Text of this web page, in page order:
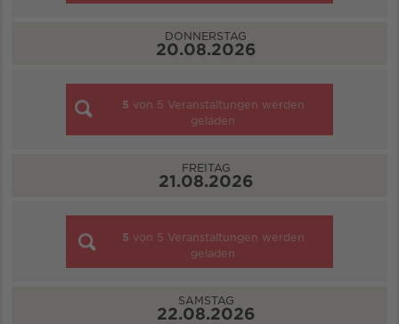
DONNERSTAG
20.08.2026
5 von 5 Veranstaltungen werden
geladen
FREITAG
21.08.2026
5 von 5 Veranstaltungen werden
geladen
SAMSTAG
22.08.2026